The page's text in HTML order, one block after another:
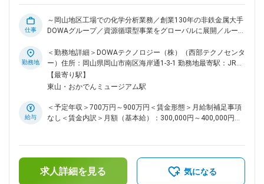
く製錬が非常に困難でしたが、苦心の末に複数の有価金属を余
さず回収する技術を開発。この時鍛え上げた製錬技術を駆使
し、電子部品・携帯電話などの「都市鉱山」から貴金属を回収
物の処理技術の延長線上で、産業廃棄物・土壌浄化事業を国内
外で展開しています。 変更の範囲：会社の定める業務
仕事
～岡山地区工場での化学分析業務／創業130年の非鉄金属大手
DOWAグループ／資源循環型事業をグローバルに展開／ルーチ
業務内容：岡山地区における工程及び製品、開発品などの各種
粉体の分析、化学分析をお任せ致します。まずは現場業務を中
心に業務上の管理から行っていただき、スキル・ご経験にもよ
りますが、徐々に管理業務をお任せします。 【具体的な業務
るあらゆるものを対象とし、分析における最も主要な分野で
す。電子顕微鏡を使用した観察、組成分析も一部実施します
分析結果が原料購入価格や製品の合否を決める基になります。
<例> ・サンプルの前処理(溶解方法、妨害元素の除去方法等)
・分析方法の選定、条件の検討、測定、報告 ■働き方：残業時
間は月平均20時間程度です。 ■岡山県とDOWAグループは密接
勤務地
＜勤務地詳細＞DOWAテクノロジー（株）（西部テクノセンタ
ー）住所：岡山県岡山市南区海岸通1-3-1 勤務地最寄駅：JR線
／岡山駅受動喫煙対策：屋内全面禁煙変更の範囲：会社の定め
る事業所（リモートワーク含む）
【最寄り駅】
東山・おかでんミュージアム駅
給与
＜予定年収＞700万円～900万円＜賃金形態＞月給制補足事項
なし＜賃金内訳＞月額（基本給）：300,000円～400,000円＜
る可能性があります。月給(月額)は固定手当を含めた表記で
す。
求人詳細を見る 気になる